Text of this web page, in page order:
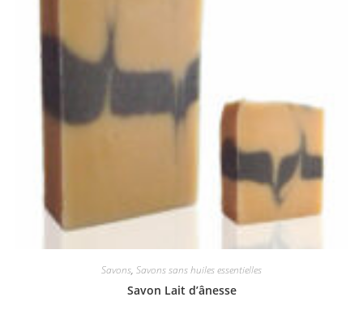
Savons, Savons sans huiles essentielles
Savon Lait d’ânesse